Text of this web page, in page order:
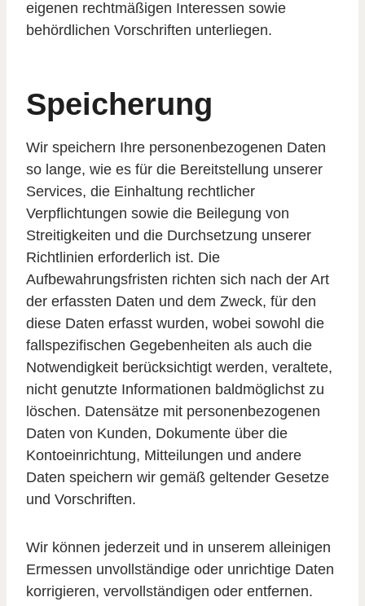
eigenen rechtmäßigen Interessen sowie
behördlichen Vorschriften unterliegen.
Speicherung
Wir speichern Ihre personenbezogenen Daten
so lange, wie es für die Bereitstellung unserer
Services, die Einhaltung rechtlicher
Verpflichtungen sowie die Beilegung von
Streitigkeiten und die Durchsetzung unserer
Richtlinien erforderlich ist. Die
Aufbewahrungsfristen richten sich nach der Art
der erfassten Daten und dem Zweck, für den
diese Daten erfasst wurden, wobei sowohl die
fallspezifischen Gegebenheiten als auch die
Notwendigkeit berücksichtigt werden, veraltete,
nicht genutzte Informationen baldmöglichst zu
löschen. Datensätze mit personenbezogenen
Daten von Kunden, Dokumente über die
Kontoeinrichtung, Mitteilungen und andere
Daten speichern wir gemäß geltender Gesetze
und Vorschriften.
Wir können jederzeit und in unserem alleinigen
Ermessen unvollständige oder unrichtige Daten
korrigieren, vervollständigen oder entfernen.